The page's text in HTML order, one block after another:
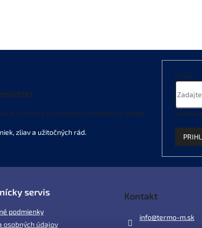
o nových produktoch na našom e-shope.
Email
servis
podmienky
osobných údajov
Kontakt
info@termo-m.sk